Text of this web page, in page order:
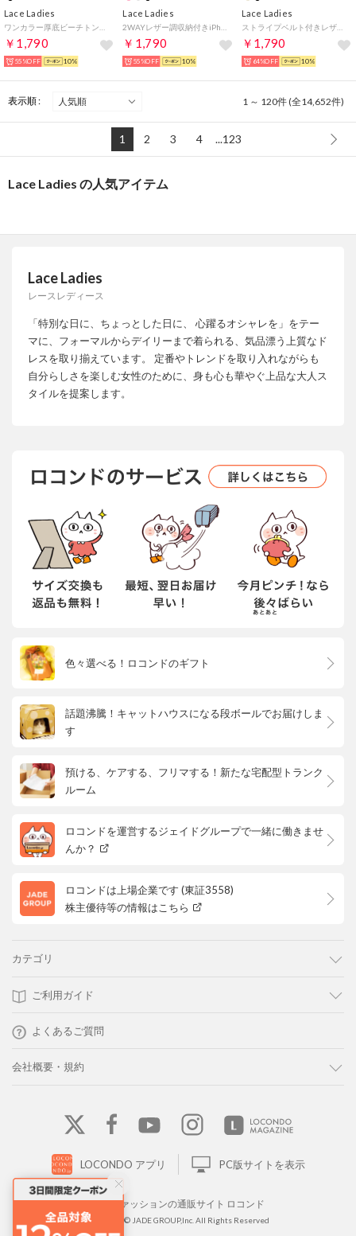
Lace Ladies
￥1,790
55%OFF 10%
Lace Ladies
￥1,790
55%OFF 10%
Lace Ladies
ストライプベルト付きレザー調2WAYショルダーバッグ （ブラック）
￥1,790
64%OFF 10%
表示順 : 1 ～ 120件 (全14,652件)
1 2 3 4 ...123
Lace Ladies の人気アイテム
Lace Ladies
レースレディース
「特別な日に、ちょっとした日に、 心躍るオシャレを」をテー
マに、フォーマルからデイリーまで着られる、気品漂う上質なド
レスを取り揃えています。 定番やトレンドを取り入れながらも
自分らしさを楽しむ女性のために、身も心も華やぐ上品な大人ス
タイルを提案します。
色々選べる！ロコンドのギフト
話題沸騰！キャットハウスになる段ボールでお届けしま
す
預ける、ケアする、フリマする！新たな宅配型トランク
ルーム
ロコンドを運営するジェイドグループで一緒に働きませ
んか？
ロコンドは上場企業です (東証3558)
株主優待等の情報はこちら
カテゴリ
ご利用ガイド
よくあるご質問
会社概要・規約
LOCONDO アプリ PC版サイトを表示
靴とファッションの通販サイト ロコンド
Copyright © JADE GROUP,Inc. All Rights Reserved